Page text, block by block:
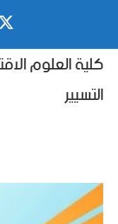
كلية العلوم
التسيير